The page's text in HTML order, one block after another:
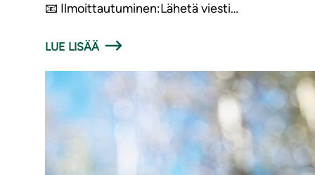
📧 Ilmoittautuminen:Lähetä viesti…
LUE LISÄÄ